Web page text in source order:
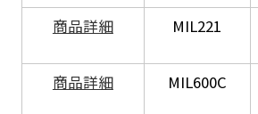
商品詳細
MIL221
商品詳細
MIL600C